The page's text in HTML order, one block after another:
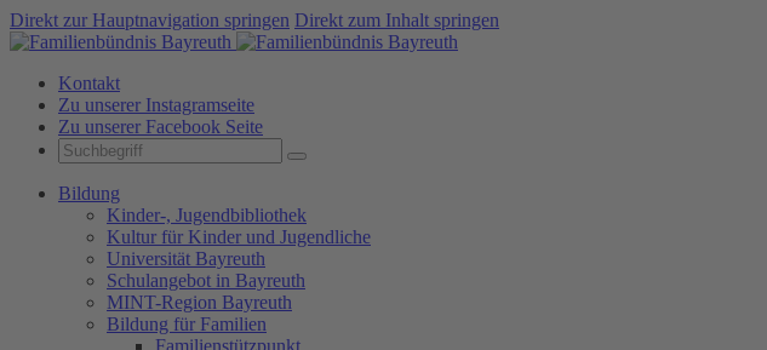
Direkt zur Hauptnavigation springen Direkt zum Inhalt springen
Kontakt
Zu unserer Instagramseite
Zu unserer Facebook Seite
Bildung
Kinder-, Jugendbibliothek
Kultur für Kinder und Jugendliche
Universität Bayreuth
Schulangebot in Bayreuth
MINT-Region Bayreuth
Bildung für Familien
Familienstützpunkt